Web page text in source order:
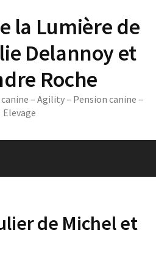
la Lumière de
Delannoy et
Roche
– Agility – Pension canine –
Elevage
de Michel et